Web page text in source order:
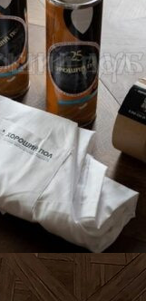
о паркете
UV-Лак